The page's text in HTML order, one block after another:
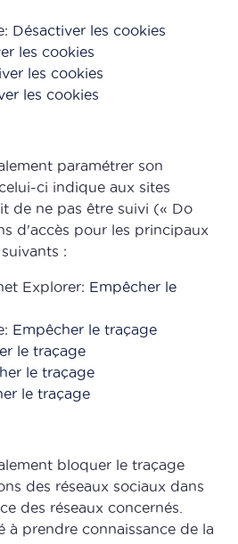
Désactiver les cookies
les cookies
les cookies
les cookies
paramétrer son
ci indique aux sites
de ne pas être suivi (« Do
d'accès pour les principaux
:
Explorer: Empêcher le
Empêcher le traçage
le traçage
le traçage
le traçage
bloquer le traçage
des réseaux sociaux dans
des réseaux concernés.
à prendre connaissance de la